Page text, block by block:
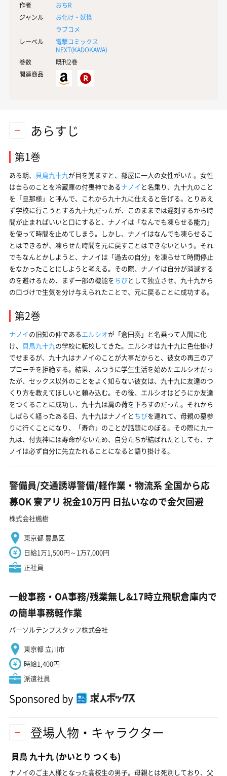
作者
おちR
ジャンル
お化け・妖怪
ラブコメ
レーベル
電撃コミックス
NEXT(KADOKAWA)
巻数
既刊2巻
関連商品
あらすじ
第1巻
ある朝、 貝鳥九十九が目を覚ますと、部屋に一人の女性がいた。女性
は自らのことを冷蔵庫の付喪神であるナノイ と名乗り、九十九のこと
を「旦那様」と呼んで、これから九十九に仕えると告げる。とりあえ
ず学校に行こうとする九十九だったが、このままでは遅刻するから時
間が止まればいいと口にすると、ナノイは「なんでも凍らせる能力」
を使って時間を止めてしまう。しかし、ナノイはなんでも凍らせるこ
とはできるが、凍らせた時間を元に戻すことはできないという。それ
でもなんとかしようと、ナノイは「過去の自分」を凍らせて時間停止
をなかったことにしようと考える。その際、ナノイは自分が消滅する
のを避けるため、まず一部の機能をちびとして独立させ、九十九から
の口づけで生気を分け与えられたことで、元に戻ることに成功する。
第2巻
ナノイの旧知の仲であるエルシオが「倉田奏」と名乗って人間に化
け、 貝鳥九十九の学校に転校してきた。エルシオは九十九に色仕掛け
でせまるが、九十九はナノイのことが大事だからと、彼女の再三のア
プローチを拒絶する。結果、ふつうに学生生活を始めたエルシオだっ
たが、セックス以外のことをよく知らない彼女は、九十九に友達のつ
くり方を教えてほしいと頼み込む。その後、エルシオはどうにか友達
をつくることに成功し、九十九は肩の荷を下ろすのだった。それから
しばらく経ったある日、九十九はナノイとちびを連れて、母親の墓参
りに行くことになり、「寿命」のことが話題にのぼる。その際に九十
九は、付喪神には寿命がないため、自分たちが結ばれたとしても、ナ
ノイは必ず自分に先立たれることになると語り掛ける。
警備員/交通誘導警備/軽作業・物流系 全国から応
募OK 寮アリ 祝金10万円 日払いなので金欠回避
株式会社楓樹
東京都 豊島区
日給1万1,500円～1万7,000円
正社員
一般事務・OA事務/残業無し&17時立飛駅倉庫内で
の簡単事務軽作業
パーソルテンプスタッフ株式会社
東京都 立川市
時給1,400円
派遣社員
Sponsored by
登場人物・キャラクター
貝鳥 九十九 (かいとり つくも)
ナノイのご主人様となった高校生の男子。母親とは死別しており、父